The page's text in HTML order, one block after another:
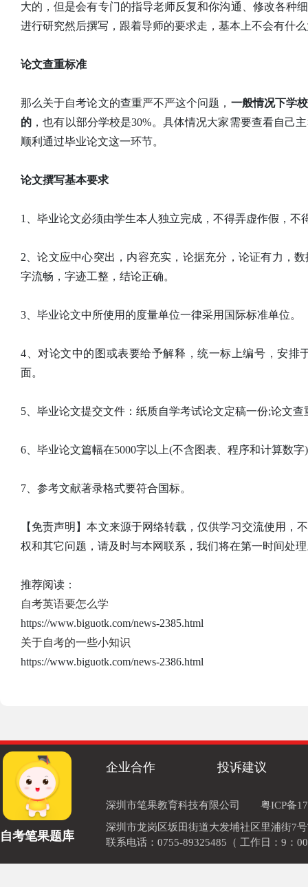
大的，但是会有专门的指导老师反复和你沟通、修改各种
进行研究然后撰写，跟着导师的要求走，基本上不会有什
论文查重标准
那么关于自考论文的查重严不严这个问题， 一般情况下学
的 ，也有以部分学校是30%。具体情况大家需要查看自己
顺利通过毕业论文这一环节。
论文撰写基本要求
1、毕业论文必须由学生本人独立完成，不得弄虚作假，不
2、论文应中心突出，内容充实，论据充分，论证有力，
字流畅，字迹工整，结论正确。
3、毕业论文中所使用的度量单位一律采用国际标准单位。
4、对论文中的图或表要给予解释，统一标上编号，安
面。
5、毕业论文提交文件：纸质自学考试论文定稿一份;论文查
6、毕业论文篇幅在5000字以上(不含图表、程序和计算数字
7、参考文献著录格式要符合国标。
【免责声明】本文来源于网络转载，仅供学习交流使用
权和其它问题，请及时与本网联系，我们将在第一时间处
推荐阅读：
自考英语要怎么学
https://www.biguotk.com/news-2385.html
关于自考的一些小知识
https://www.biguotk.com/news-2386.html
自考笔果题库
企业合作 投诉建议
深圳市笔果教育科技有限公司
粤ICP备
深圳市龙岗区坂田街道大发埔社区里浦街7
联系电话：0755-89325485（ 工作日：9：